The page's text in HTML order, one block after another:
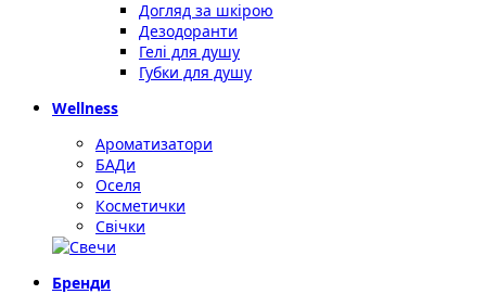
Догляд за шкірою
Дезодоранти
Гелі для душу
Губки для душу
Wellness
Ароматизатори
БАДи
Оселя
Косметички
Свічки
Бренди